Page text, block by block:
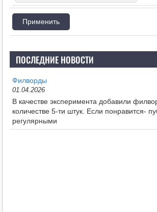
ПОСЛЕДНИЕ НОВОСТИ
Филворды
01.04.2026
В качестве эксперимента добавили
количестве 5-ти штук. Если понравится-
регулярными